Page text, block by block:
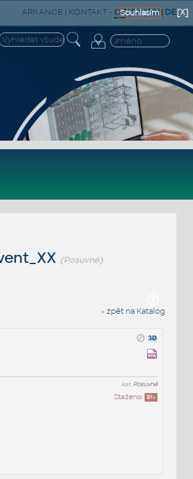
ARKANCE | KONTAKT- CZ|SK|EN| DE
(Posuvné)
« zpět na Katalog
kat:Posuvné
Staženo: 91x
[X]
Souhlasím